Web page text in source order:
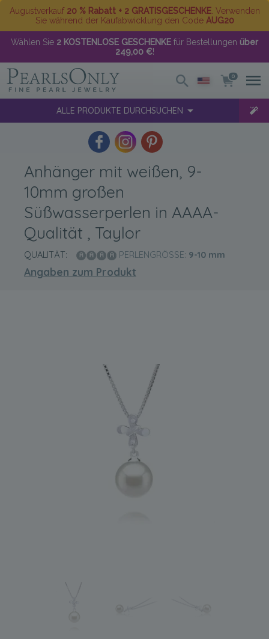
Augustverkauf 20 % Rabatt + 2 GRATISGESCHENKE. Verwenden
Sie während der Kaufabwicklung den Code AUG20
Wählen Sie 2 KOSTENLOSE GESCHENKE für Bestellungen über
249,00 €!
0
ALLE PRODUKTE DURCHSUCHEN
Anhänger mit weißen, 9-
10mm großen
Süßwasserperlen in AAAA-
Qualität , Taylor
QUALITÄT: PERLENGRÖSSE: 9-10 mm
Angaben zum Produkt